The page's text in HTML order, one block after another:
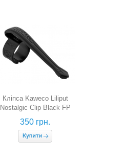
Кліпса Kaweco Liliput
Nostalgic Clip Black FP
(чорна, для чорнильних
ручок)
350 грн.